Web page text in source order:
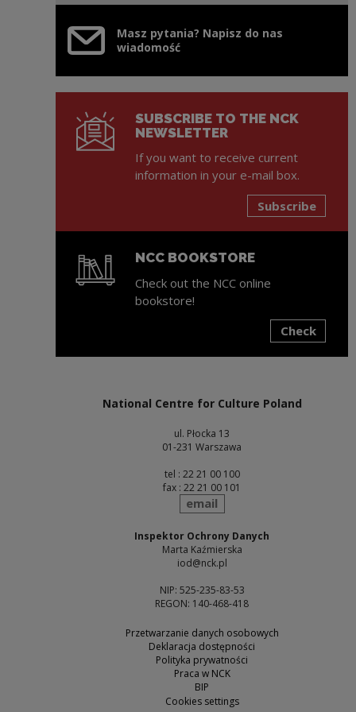
Masz pytania? Napisz do nas
wiadomość
SUBSCRIBE TO THE NCK
NEWSLETTER
If you want to receive current
information in your e-mail box.
Subscribe
NCC BOOKSTORE
Check out the NCC online
bookstore!
Check
National Centre for Culture Poland
ul. Płocka 13
01-231 Warszawa
tel : 22 21 00 100
fax : 22 21 00 101
send
email
Inspektor Ochrony Danych
Marta Kaźmierska
iod@nck.pl
NIP: 525-235-83-53
REGON: 140-468-418
Przetwarzanie danych osobowych
Deklaracja dostępności
Polityka prywatności
Praca w NCK
BIP
Cookies settings